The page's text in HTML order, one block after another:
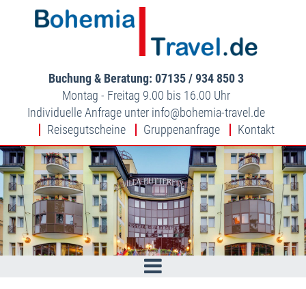
Buchung & Beratung: 07135 / 934 850 3
Montag - Freitag 9.00 bis 16.00 Uhr
Individuelle Anfrage unter info
bohemia-travel.de
Reisegutscheine
Gruppenanfrage Kontakt